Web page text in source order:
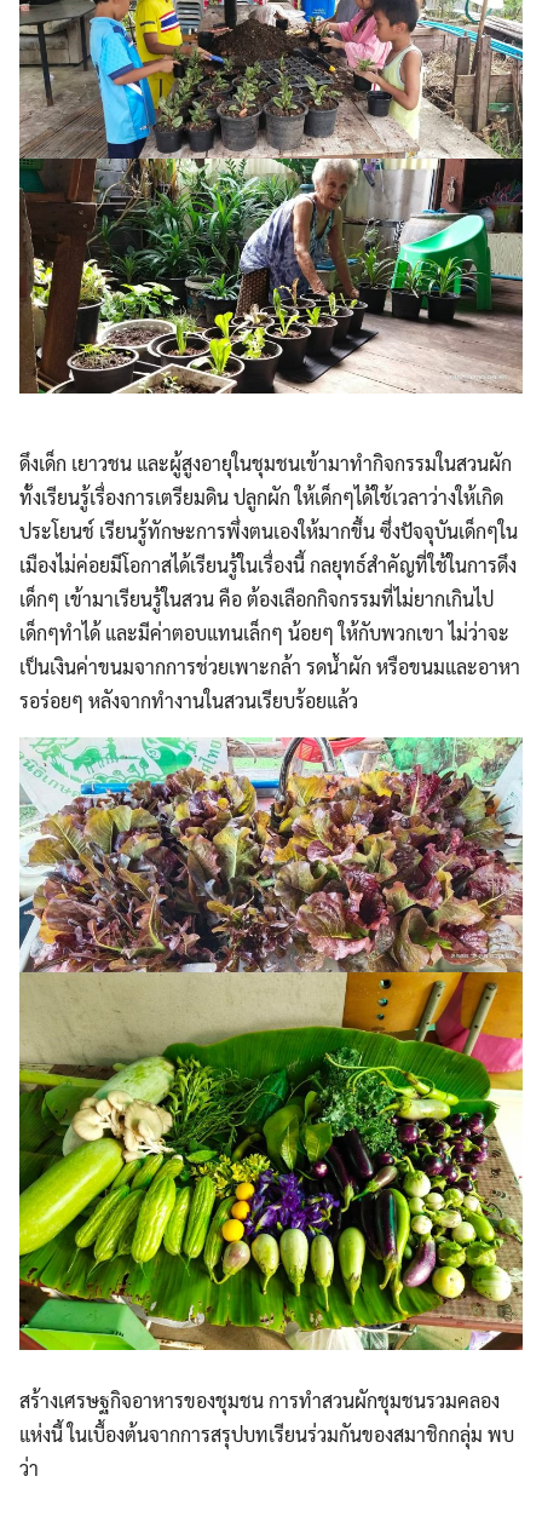
ดึงเด็ก เยาวชน และผู้สูงอายุในชุมชนเข้ามาทำกิจกรรมในสวนผัก
ทั้งเรียนรู้เรื่องการเตรียมดิน ปลูกผัก ให้เด็กๆได้ใช้เวลาว่างให้เกิด
ประโยนช์ เรียนรู้ทักษะการพึ่งตนเองให้มากขึ้น ซึ่งปัจจุบันเด็กๆใน
เมืองไม่ค่อยมีโอกาสได้เรียนรู้ในเรื่องนี้ กลยุทธ์สำคัญที่ใช้ในการดึง
เด็กๆ เข้ามาเรียนรู้ในสวน คือ ต้องเลือกกิจกรรมที่ไม่ยากเกินไป
เด็กๆทำได้ และมีค่าตอบแทนเล็กๆ น้อยๆ ให้กับพวกเขา ไม่ว่าจะ
เป็นเงินค่าขนมจากการช่วยเพาะกล้า รดน้ำผัก หรือขนมและอาหา
รอร่อยๆ หลังจากทำงานในสวนเรียบร้อยแล้ว
สร้างเศรษฐกิจอาหารของชุมชน การทำสวนผักชุมชนรวมคลอง
แห่งนี้ ในเบื้องต้นจากการสรุปบทเรียนร่วมกันของสมาชิกกลุ่ม พบ
ว่า